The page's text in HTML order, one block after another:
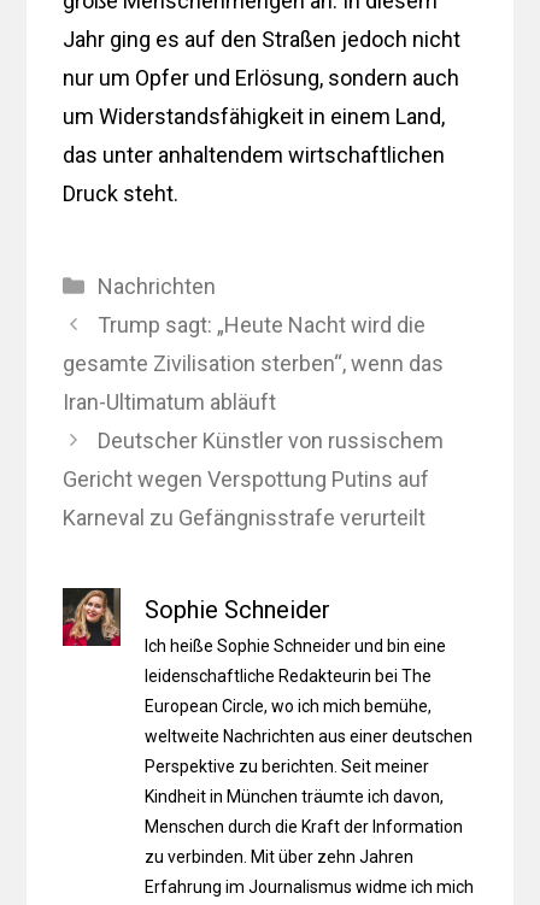
Jahr ging es auf den Straßen jedoch nicht
nur um Opfer und Erlösung, sondern auch
um Widerstandsfähigkeit in einem Land,
das unter anhaltendem wirtschaftlichen
Druck steht.
Kategorien
Nachrichten
Trump sagt: „Heute Nacht wird die
gesamte Zivilisation sterben“, wenn das
Iran-Ultimatum abläuft
Deutscher Künstler von russischem
Gericht wegen Verspottung Putins auf
Karneval zu Gefängnisstrafe verurteilt
Sophie Schneider
Ich heiße Sophie Schneider und bin eine
leidenschaftliche Redakteurin bei The
European Circle, wo ich mich bemühe,
weltweite Nachrichten aus einer deutschen
Perspektive zu berichten. Seit meiner
Kindheit in München träumte ich davon,
Menschen durch die Kraft der Information
zu verbinden. Mit über zehn Jahren
Erfahrung im Journalismus widme ich mich